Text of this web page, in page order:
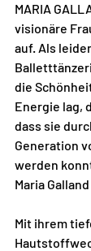
MARIA
visionäre
auf. Als
die
Energie lag,
dass sie
Generation
werden
Maria Galland
Mit ihrem